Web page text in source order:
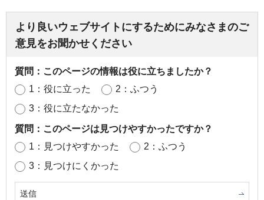
より良いウェブサイトにするためにみなさまのご
意見をお聞かせください
質問：このページの情報は役に立ちましたか？
1：役に立った
2：ふつう
3：役に立たなかった
質問：このページは見つけやすかったですか？
1：見つけやすかった
2：ふつう
3：見つけにくかった